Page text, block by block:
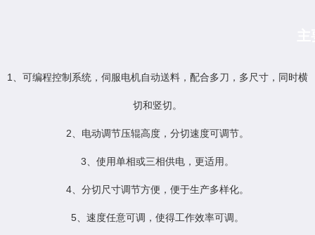
1、可编程控制系统，伺服电机自动送料，配合多刀，多尺寸，同时横
切和竖切。
2、电动调节压辊高度，分切速度可调节。
3、使用单相或三相供电，更适用。
4、分切尺寸调节方便，便于生产多样化。
5、速度任意可调，使得工作效率可调。